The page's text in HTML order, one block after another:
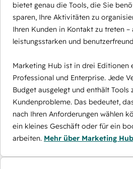
bietet genau die Tools, die Sie
sparen, Ihre Aktivitäten zu
Ihren Kunden in Kontakt zu treten –
leistungsstarken und
Marketing Hub ist in drei Editionen
Professional und Enterprise. Jede
Budget ausgelegt und enthält Tools
Kundenprobleme. Das bedeutet,
nach Ihren Anforderungen wählen
ein kleines Geschäft oder für ein
arbeiten. Mehr über Marketing